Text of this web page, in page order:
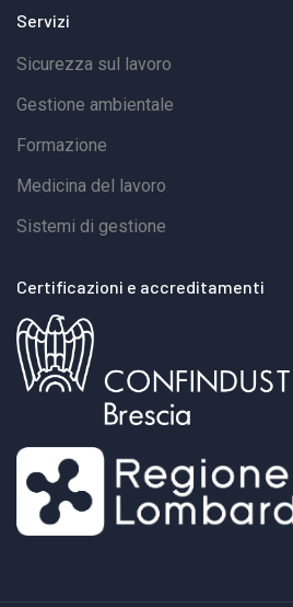
Servizi
Sicurezza sul lavoro
Gestione ambientale
Formazione
Medicina del lavoro
Sistemi di gestione
Certificazioni e accreditamenti